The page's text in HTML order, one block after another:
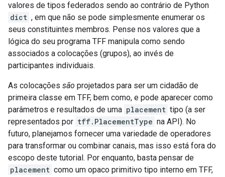
valores de tipos federados sendo ao contrário de Python
dict , em que não se pode simplesmente enumerar os
seus constituintes membros. Pense nos valores que a
lógica do seu programa TFF manipula como sendo
associados a colocações (grupos), ao invés de
participantes individuais.
As colocações são projetados para ser um cidadão de
primeira classe em TFF, bem como, e pode aparecer como
parâmetros e resultados de uma placement tipo (a ser
representados por tff.PlacementType na API). No
futuro, planejamos fornecer uma variedade de operadores
para transformar ou combinar canais, mas isso está fora do
escopo deste tutorial. Por enquanto, basta pensar de
placement como um opaco primitivo tipo interno em TFF,